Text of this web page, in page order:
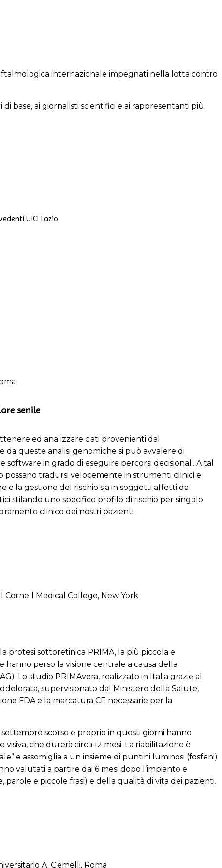
internazionale impegnati nella lotta contro
base, ai giornalisti scientifici e ai rappresentanti più
UICI Lazio.
senile
ed analizzare dati provenienti dal
queste analisi genomiche si può avvalere di
in grado di eseguire percorsi decisionali. A tal
possano tradursi velocemente in strumenti clinici e
e la gestione del rischio sia in soggetti affetti da
stilando uno specifico profilo di rischio per singolo
clinico dei nostri pazienti.
Cornell Medical College, New York
protesi sottoretinica PRIMA, la più piccola e
perso la visione centrale a causa della
Lo studio PRIMAvera, realizzato in Italia grazie al
supervisionato dal Ministero della Salute,
FDA e la marcatura CE necessarie per la
settembre scorso e proprio in questi giorni hanno
che durerà circa 12 mesi. La riabilitazione è
e assomiglia a un insieme di puntini luminosi (fosfeni)
valutati a partire dai 6 mesi dopo l’impianto e
parole e piccole frasi) e della qualità di vita dei pazienti.
A. Gemelli, Roma